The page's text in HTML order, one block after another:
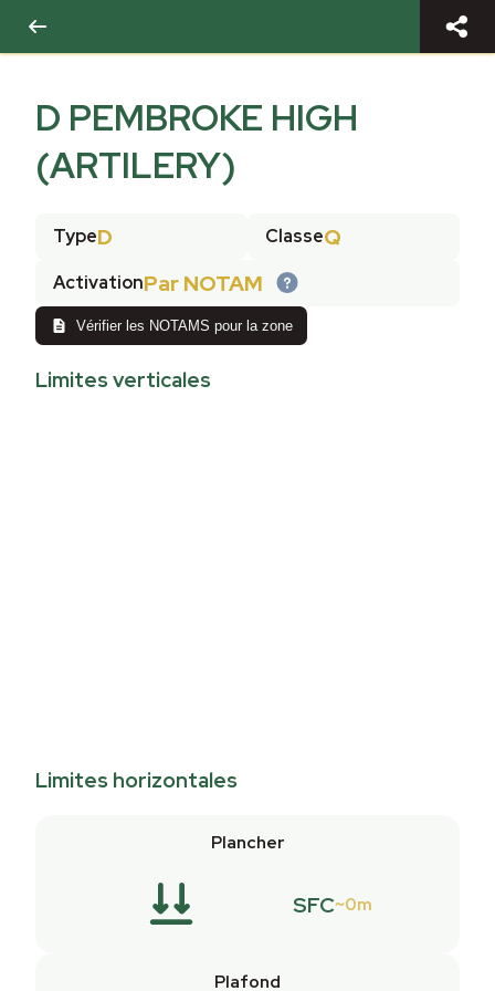
D PEMBROKE HIGH
(ARTILERY)
TypeD ClasseQ
ActivationPar NOTAM
Vérifier les NOTAMS pour la zone
Limites verticales
Limites horizontales
Plancher
SFC 0m
Plafond